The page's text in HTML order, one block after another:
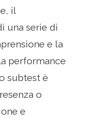
il
una serie di
e la
performance
subtest è
o
e